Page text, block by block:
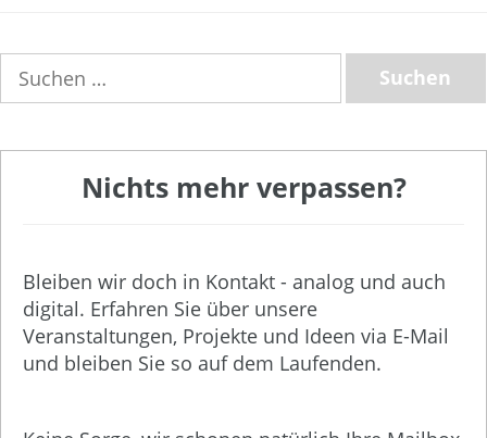
nach:
Nichts mehr verpassen?
Bleiben wir doch in Kontakt - analog und auch
digital. Erfahren Sie über unsere
Veranstaltungen, Projekte und Ideen via E-Mail
und bleiben Sie so auf dem Laufenden.